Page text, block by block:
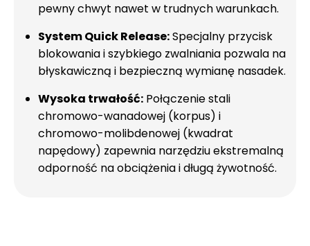
pewny chwyt nawet w trudnych warunkach.
System Quick Release:Specjalny przycisk
blokowania i szybkiego zwalniania pozwala na
błyskawiczną i bezpieczną wymianę nasadek.
Wysoka trwałość: Połączenie stali
chromowo-wanadowej (korpus) i
chromowo-molibdenowej (kwadrat
napędowy) zapewnia narzędziu ekstremalną
odporność na obciążenia i długą żywotność.